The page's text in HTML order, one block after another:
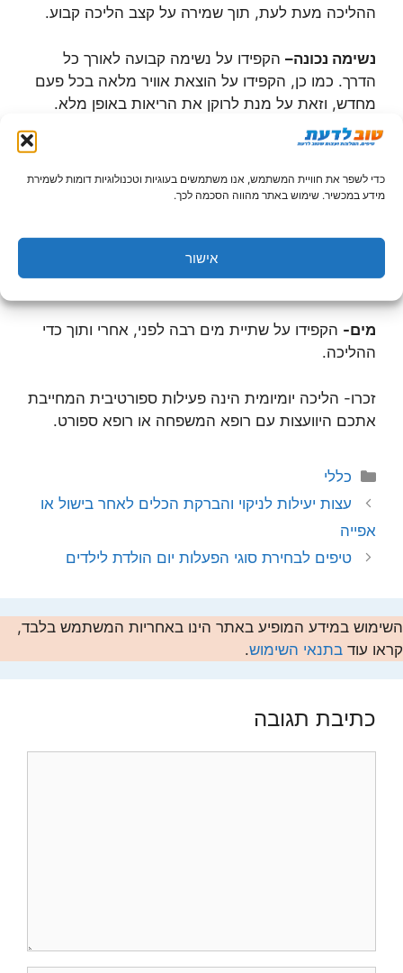
כדי לשפר את חוויית המשתמש, אנו משתמשים בעוגיות וטכנולוגיות דומות לשמירת
מידע במכשיר. שימוש באתר מהווה הסכמה לכך.
אישור
ההליכה מעת לעת, תוך שמירה על קצב הליכה קבוע.
נשימה נכונה– הקפידו על נשימה קבועה לאורך כל
הדרך. כמו כן, הקפידו על הוצאת אוויר מלאה בכל פעם
מחדש, וזאת על מנת לרוקן את הריאות באופן מלא.
נעליים–הפקידו על נעליים נוחות המיועדות למשטח
עליו אתם הולכים
בקיץ מומלץ להקפיד על משקפי שמש וכובע (במידה
ואתם נוהגים ללכת במהלך היום). בחורף מומלץ ללבוש
שכבות קלות –אותן ניתן להסיר תוך כדי ההליכה.
מים- הקפידו על שתיית מים רבה לפני, אחרי ותוך כדי
ההליכה.
זכרו- הליכה יומיומית הינה פעילות ספורטיבית המחייבת
אתכם היוועצות עם רופא המשפחה או רופא ספורט.
קטגוריות
כללי
עצות יעילות לניקוי והברקת הכלים לאחר בישול או
אפייה
טיפים לבחירת סוגי הפעלות יום הולדת לילדים
השימוש במידע המופיע באתר הינו באחריות המשתמש בלבד,
קראו עוד בתנאי השימוש.
כתיבת תגובה